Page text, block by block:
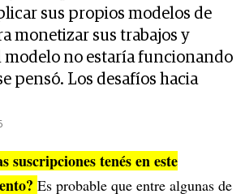
sus propios modelos de
monetizar sus trabajos y
modelo no estaría funcionando
pensó. Los desafíos hacia
suscripciones tenés en este
Es probable que entre algunas de